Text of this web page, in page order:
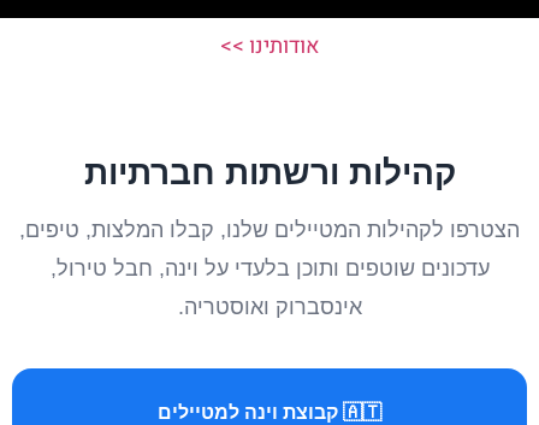
אודותינו >>
קהילות ורשתות חברתיות
הצטרפו לקהילות המטיילים שלנו, קבלו המלצות, טיפים,
עדכונים שוטפים ותוכן בלעדי על וינה, חבל טירול,
אינסברוק ואוסטריה.
🇦🇹 קבוצת וינה למטיילים